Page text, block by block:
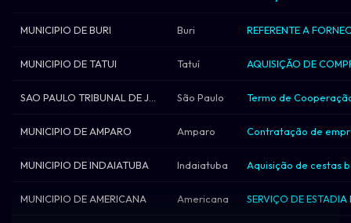
MUNICIPIO DE BURI Buri
MUNICIPIO DE TATUI Tatuí
São Paulo
MUNICIPIO DE AMPARO Amparo
MUNICIPIO DE INDAIATUBA Indaiatuba
MUNICIPIO DE AMERICANA Americana